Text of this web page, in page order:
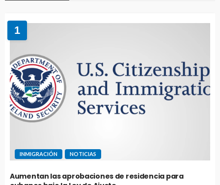
1
INMIGRACIÓN NOTICIAS
Aumentan las aprobaciones de residencia para